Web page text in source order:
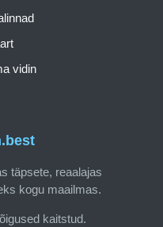
täpsete, reaalajas
kogu maailmas.
kaitstud.
vidin